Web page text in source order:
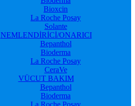
Bioxcin
La Roche Posay
Solante
NEMLENDİRİCİ/ONARICI
Bepanthol
Bioderma
La Roche Posay
CeraVe
VÜCUT BAKIM
Bepanthol
Bioderma
La Roche Posay